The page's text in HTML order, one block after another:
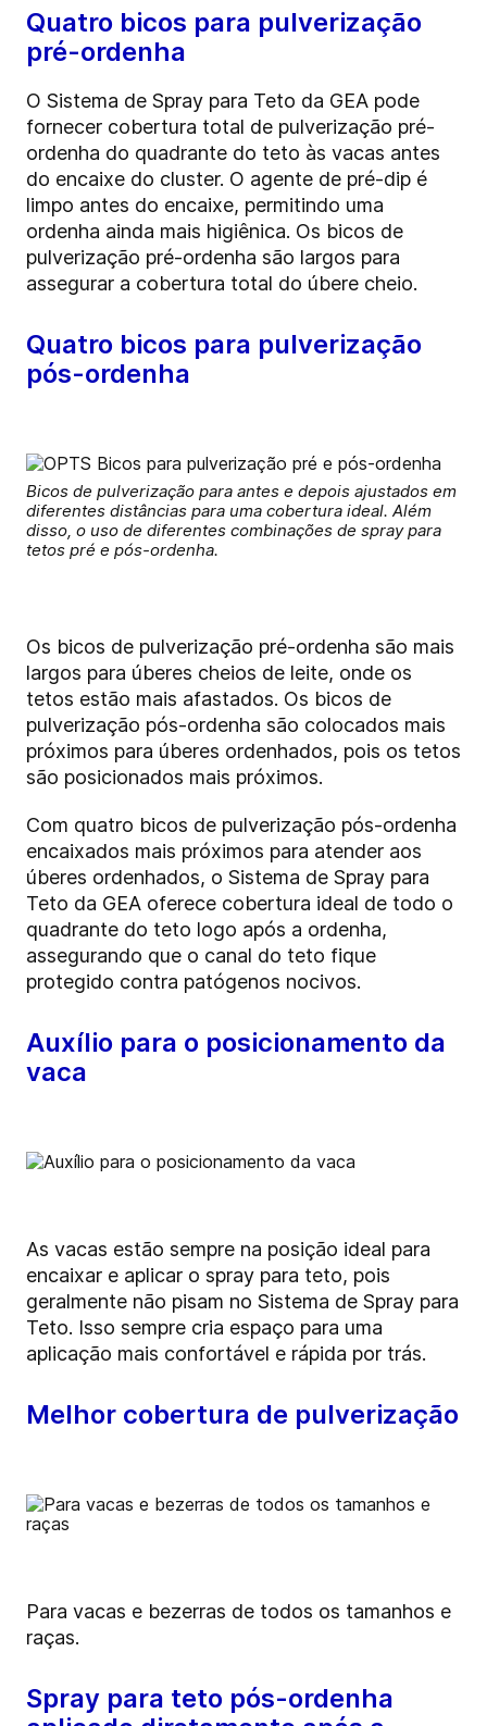
Quatro bicos para pulverização
pré-ordenha
O Sistema de Spray para Teto da GEA pode
fornecer cobertura total de pulverização pré-
ordenha do quadrante do teto às vacas antes
do encaixe do cluster. O agente de pré-dip é
limpo antes do encaixe, permitindo uma
ordenha ainda mais higiênica. Os bicos de
pulverização pré-ordenha são largos para
assegurar a cobertura total do úbere cheio.
Quatro bicos para pulverização
pós-ordenha
Bicos de pulverização para antes e depois ajustados em
diferentes distâncias para uma cobertura ideal. Além
disso, o uso de diferentes combinações de spray para
tetos pré e pós-ordenha.
Os bicos de pulverização pré-ordenha são mais
largos para úberes cheios de leite, onde os
tetos estão mais afastados. Os bicos de
pulverização pós-ordenha são colocados mais
próximos para úberes ordenhados, pois os tetos
são posicionados mais próximos.
Com quatro bicos de pulverização pós-ordenha
encaixados mais próximos para atender aos
úberes ordenhados, o Sistema de Spray para
Teto da GEA oferece cobertura ideal de todo o
quadrante do teto logo após a ordenha,
assegurando que o canal do teto fique
protegido contra patógenos nocivos.
Auxílio para o posicionamento da
vaca
As vacas estão sempre na posição ideal para
encaixar e aplicar o spray para teto, pois
geralmente não pisam no Sistema de Spray para
Teto. Isso sempre cria espaço para uma
aplicação mais confortável e rápida por trás.
Melhor cobertura de pulverização
Para vacas e bezerras de todos os tamanhos e
raças.
Spray para teto pós-ordenha